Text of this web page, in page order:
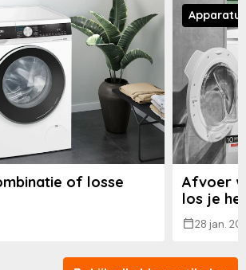
of losse
Afvoer
los je
28 jan.